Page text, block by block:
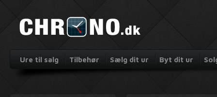
Ure til salg Tilbehør Sælg dit ur Byt dit ur